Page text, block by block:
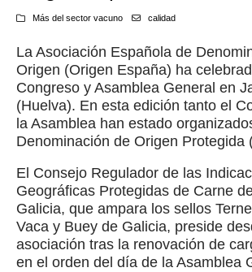
Más del sector vacuno calidad
La Asociación Española de
Origen (Origen España) ha
Congreso y Asamblea General en
(Huelva). En esta edición tanto el
la Asamblea han estado
Denominación de Origen Protegida
El Consejo Regulador de las
Geográficas Protegidas de Carne
Galicia, que ampara los sellos
Vaca y Buey de Galicia, preside
asociación tras la renovación de
en el orden del día de la Asamblea